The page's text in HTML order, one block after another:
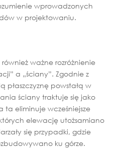
wprowadzonych
w projektowaniu.
ważne rozróżnienie
a „ściany”. Zgodnie z
płaszczyznę powstałą w
ściany traktuje się jako
ta eliminuje wcześniejsze
elewację utożsamiano
się przypadki, gdzie
ku górze.